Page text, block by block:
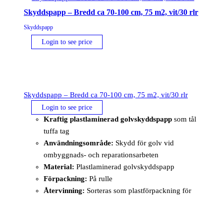
Skyddspapp – Bredd ca 70-100 cm, 75 m2, vit/30 rlr
Skyddspapp
Login to see price
Skyddspapp – Bredd ca 70-100 cm, 75 m2, vit/30 rlr
Login to see price
Kraftig plastlaminerad golvskyddspapp som tål
tuffa tag
Användningsområde: Skydd för golv vid
ombyggnads- och reparationsarbeten
Material: Plastlaminerad golvskyddspapp
Förpackning: På rulle
Återvinning: Sorteras som plastförpackning för